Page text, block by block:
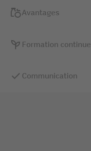
Avantages
Formation continue
Communication